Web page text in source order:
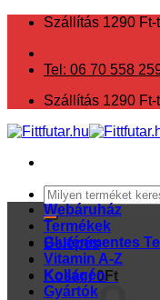
Skip
content
Szállítás 1290 Ft-
Tel: 06 70 558
Szállítás 1290 Ft-
Keresés
a
következőre:
Belépés
Kosár /0Ft
Webáruház
Termékek
Gluténmentes
Vitamin A-Z
Kollagén
Gyártók